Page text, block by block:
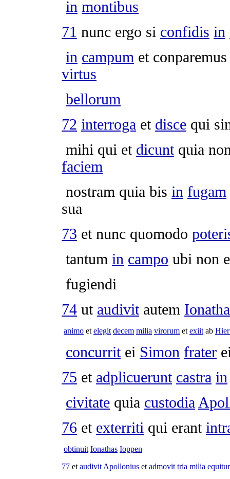
in montibus
71 nunc ergo si confidis in
in campum et conparemus
virtus
bellorum
72 interroga et disce qui
mihi qui et dicuntquia
faciem
nostram quia bis in fugam
sua
73 et nunc quomodo
tantum in campo ubi non
fugiendi
74 ut audivitautem
animo et elegit decem milia virorum et exiit ab
concurritei Simon frater
75 et adplicuerunt castra in
civitate quia custodia
76 et exterriti qui erant
obtinuit Ionathas Ioppen
77 et audivit Apollonius et admovit tria milia